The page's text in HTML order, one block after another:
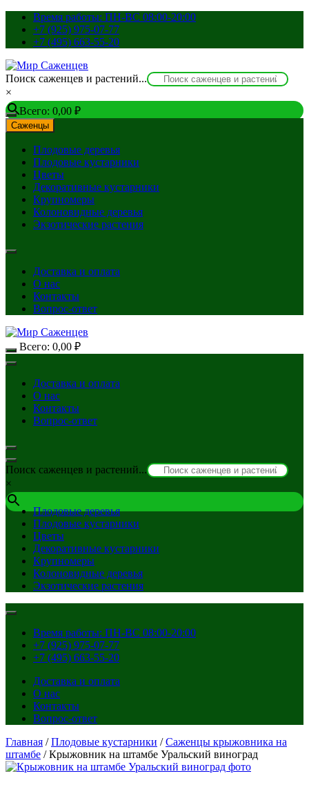
Перейти
содержимому
Время работы: ПН-ВС 08:00-20:00
+7 (925) 975-07-77
+7 (495) 663-55-20
Поиск саженцев и растений...
×
Всего: 0,00 ₽
Саженцы
Плодовые деревья
Плодовые кустарники
Цветы
Декоративные кустарники
Крупномеры
Колоновидные деревья
Экзотические растения
Доставка и оплата
О нас
Контакты
Вопрос-ответ
Всего: 0,00 ₽
Доставка и оплата
О нас
Контакты
Вопрос-ответ
Поиск саженцев и растений...
×
Плодовые деревья
Плодовые кустарники
Цветы
Декоративные кустарники
Крупномеры
Колоновидные деревья
Экзотические растения
Время работы: ПН-ВС 08:00-20:00
+7 (925) 975-07-77
+7 (495) 663-55-20
Доставка и оплата
О нас
Контакты
Вопрос-ответ
Главная /Плодовые кустарники /Саженцы крыжовника на
штамбе / Крыжовник на штамбе Уральский виноград